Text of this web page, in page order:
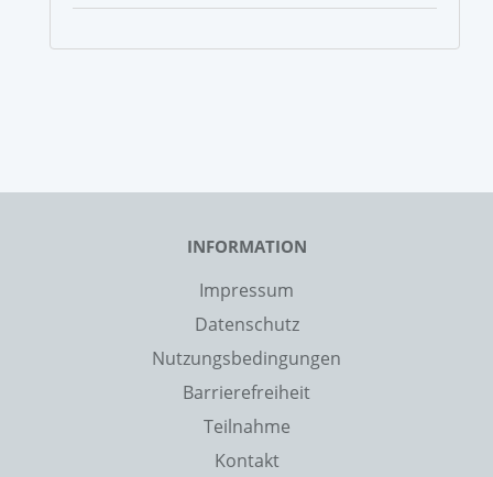
INFORMATION
Impressum
Datenschutz
Nutzungsbedingungen
Barrierefreiheit
Teilnahme
Kontakt